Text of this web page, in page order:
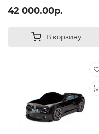
42 000.00р.
В корзину